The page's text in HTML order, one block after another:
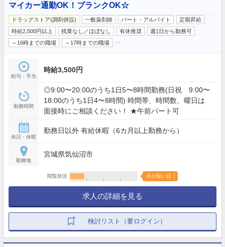
マイカー通勤OK！ブランクOK☆
ドラッグストア(調剤併設) 一般薬剤師 パート・アルバイト
定期昇給
時給2,500円以上
残業なし／ほぼなし 有休推奨
週1日から勤務可
～16時までの職場
～17時までの職場
給与・手当
時給3,500円
勤務時間
◎9:00〜20:00のうち1日5〜8時間勤務(日祝 9:00〜
18:00のうち1日4〜8時間) 時間帯、時間数、曜日は
面接時にご相談ください！ ★午前パート可
休日・休暇
勤務日以外 有給休暇（6カ月以上勤務から）
勤務地
宮城県気仙沼市
閲覧状況 今が狙い目！
求人の詳細を見る
検討リスト（要ログイン）